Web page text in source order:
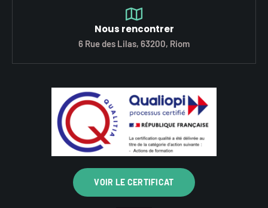
Nous rencontrer
6 Rue des Lilas, 63200, Riom
VOIR LE CERTIFICAT